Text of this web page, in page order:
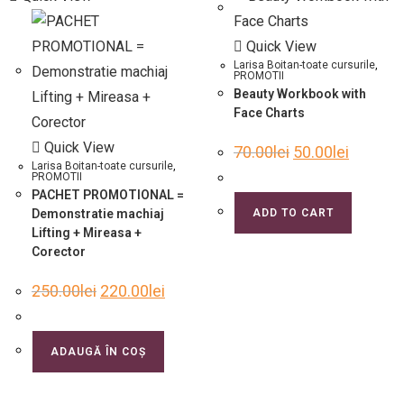
Quick View
Larisa Boitan-toate cursurile,
PROMOTII
PACHET PROMOTIONAL =
Demonstratie machiaj
Lifting + Mireasa +
Corector
250.00lei 220.00 lei
ADAUGĂ ÎN COȘ
Quick View
Larisa Boitan-toate cursurile,
PROMOTII
Beauty Workbook with
Face Charts
70.00lei 50.00 lei
ADD TO CART